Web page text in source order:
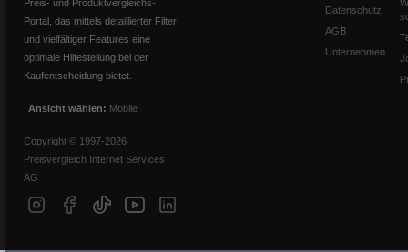
Preis- und Produktvergleichs-
Portal, das mittels detaillierter Filter
und vielfältiger Features eine
optimale Hilfestellung bei der
Kaufentscheidung bietet.
Ansicht wählen: Mobile
Copyright © 1997-2026
Preisvergleich Internet Services
AG
Datenschutz
AGB
Unternehmen